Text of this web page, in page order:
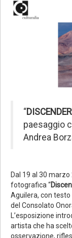
“
paesaggio
Andrea
Dal 19 al 30 marzo
fotografica “
Aguilera, con testo
del Consolato
L’esposizione
artista che ha
osservazione,